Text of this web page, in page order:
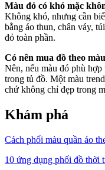
Màu đỏ có khó mặc
Không khó, nhưng cần
bằng áo thun, chân váy,
đỏ toàn phần.
Có nên mua đồ theo
Nên, nếu màu đó phù
trong tủ đồ. Một màu
chứ không chỉ đẹp trong
Khám phá
Cách phối màu quần áo
10 ứng dụng phối đồ thời